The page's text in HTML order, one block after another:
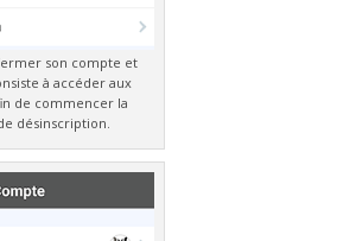
son compte et
à accéder aux
de commencer la
désinscription.